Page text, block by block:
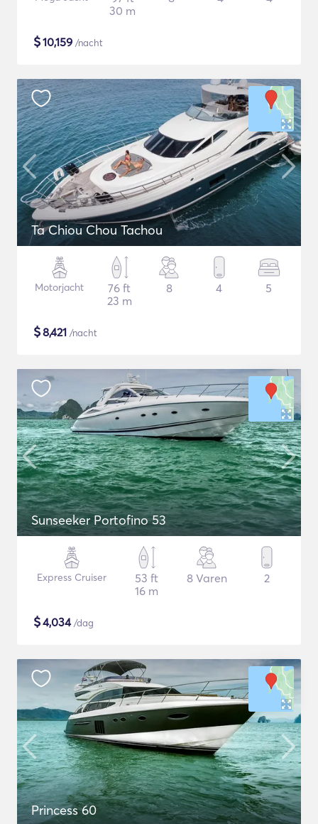
30 m
$10,159 /nacht
Ta Chiou Chou Tachou
Motorjacht
76 ft
23 m
8 4 5
$8,421 /nacht
Sunseeker Portofino 53
Express Cruiser
53 ft
16 m
8 Varen 2
$4,034/dag
Princess 60